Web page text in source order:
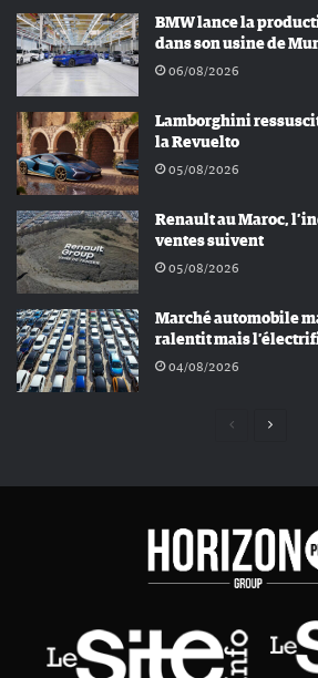
BMW lance la
dans son usine de
06/08/2026
Lamborghini
la Revuelto
05/08/2026
Renault au Maroc,
ventes suivent
05/08/2026
Marché automobile
ralentit mais
04/08/2026
Page
Page